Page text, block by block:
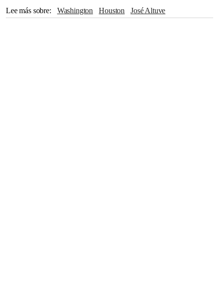
Lee más sobre
Washington Houston José Altuve